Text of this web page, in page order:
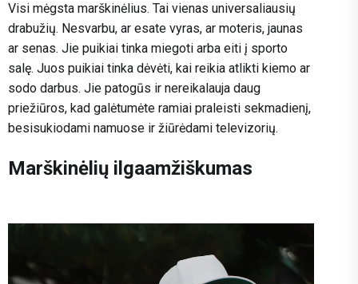
Visi mėgsta marškinėlius. Tai vienas universaliausių
drabužių. Nesvarbu, ar esate vyras, ar moteris, jaunas
ar senas. Jie puikiai tinka miegoti arba eiti į sporto
salę. Juos puikiai tinka dėvėti, kai reikia atlikti kiemo ar
sodo darbus. Jie patogūs ir nereikalauja daug
priežiūros, kad galėtumėte ramiai praleisti sekmadienį,
besisukiodami namuose ir žiūrėdami televizorių.
Marškinėlių ilgaamžiškumas